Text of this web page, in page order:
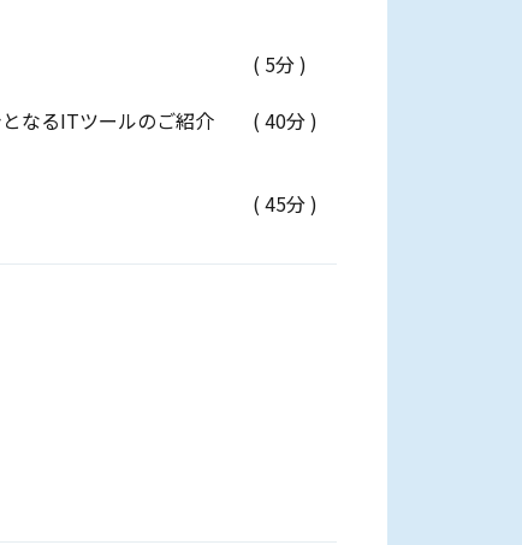
( 5分 )
なるITツールのご紹介
( 40分 )
( 45分 )